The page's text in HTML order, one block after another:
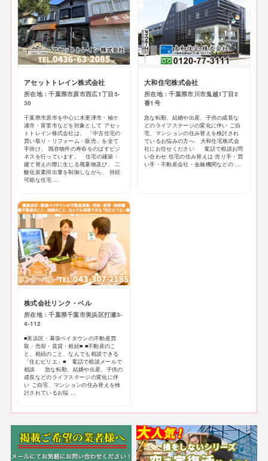
アセットトレイン株式会社
所在地：千葉県市原市西広1丁目5-
30
千葉県市原市を中心に木更津市・袖ケ
浦市・富里市などを対象として アセッ
トトレイン株式会社は、 「中古住宅の
買い取り・リフォーム・販売」を全て
手掛け、 既存物件の寿命をのばすビジ
ネスを行っています。 住宅の建築・
建て替えの際に生じる廃棄物及び、 二
酸化炭素排出量を制御しながら、 持続
可能な住宅 ...
大和住宅株式会社
所在地：千葉県市川市鬼越1丁目2
番1号
急な転勤、結婚や出産、子供の成長な
どのライフステージの変化に伴い ご自
宅、マンションの住み替えを検討され
ているお悩みの方へ 大和住宅株式会
社にお任せください 電話で相談お問
い合わせ 住宅の住み替えは 売り手・買
い手・不動産会社・金融機関などの ...
株式会社リンク・ベル
所在地：千葉県千葉市美浜区打瀬3-
4-112
■美浜区・幕張ベイタウンの不動産買
取・売却・賃貸・相続■ ■不動産のこ
と、相続のこと、なんでも相談できる
「住むビリエ」■ 電話で相談メールで
相談 急な転勤、結婚や出産、子供の
成長などのライフステージの変化に伴
い ご自宅、マンションの住み替えを検
討されているお悩 ...